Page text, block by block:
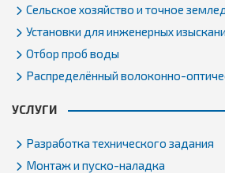
Сельское хозяйство и точное
Установки для инженерных
Отбор проб воды
Распределённый волоконно-
УСЛУГИ
Разработка технического задания
Монтаж и пуско-наладка